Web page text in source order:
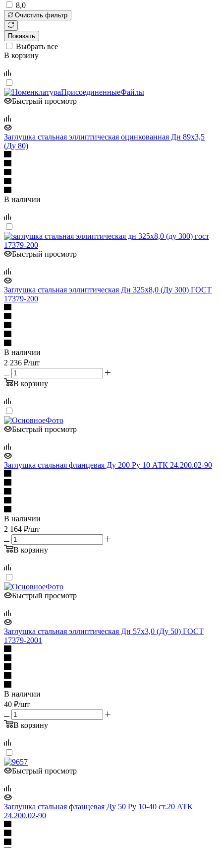
8,0
Очистить фильтр
Показать
Выбрать все
В корзину
Быстрый просмотр
Заглушка стальная эллиптическая оцинкованная Дн 89х3,5
(Ду 80)
В наличии
Быстрый просмотр
Заглушка стальная эллиптическая Дн 325х8,0 (Ду 300) ГОСТ
17379-200
В наличии
2 236 ₽/шт
В корзину
Быстрый просмотр
Заглушка стальная фланцевая Ду 200 Ру 10 АТК 24.200.02-90
В наличии
2 164 ₽/шт
В корзину
Быстрый просмотр
Заглушка стальная эллиптическая Дн 57х3,0 (Ду 50) ГОСТ
17379-2001
В наличии
40 ₽/шт
В корзину
Быстрый просмотр
Заглушка стальная фланцевая Ду 50 Ру 10-40 ст.20 АТК
24.200.02-90